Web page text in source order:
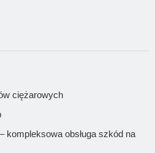
ciężarowych
kompleksowa obsługa szkód na